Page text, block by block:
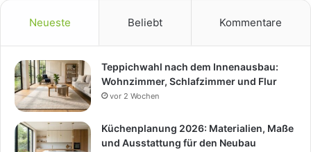
Neueste Beliebt Kommentare
Teppichwahl nach dem Innenausbau:
Wohnzimmer, Schlafzimmer und Flur
vor 2 Wochen
Küchenplanung 2026: Materialien, Maße
und Ausstattung für den Neubau